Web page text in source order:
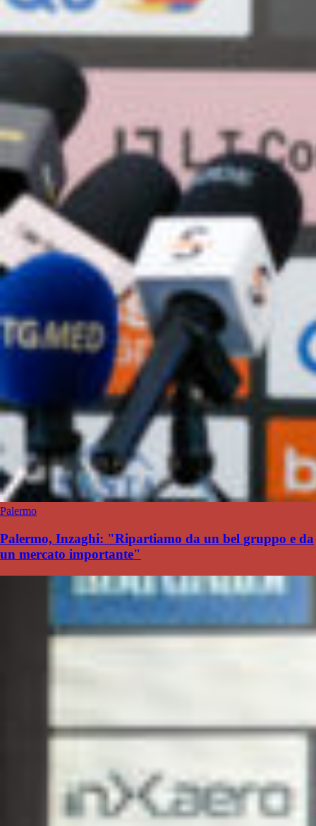
Palermo
Palermo, Inzaghi: "Ripartiamo da un bel gruppo e da
un mercato importante"